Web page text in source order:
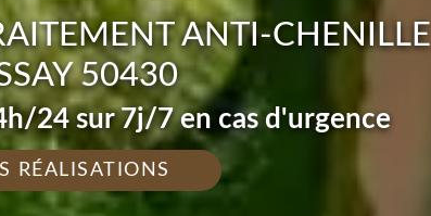
ANTI-CHENILLE
50430
24 sur 7j/7 en cas d'urgence
RÉALISATIONS